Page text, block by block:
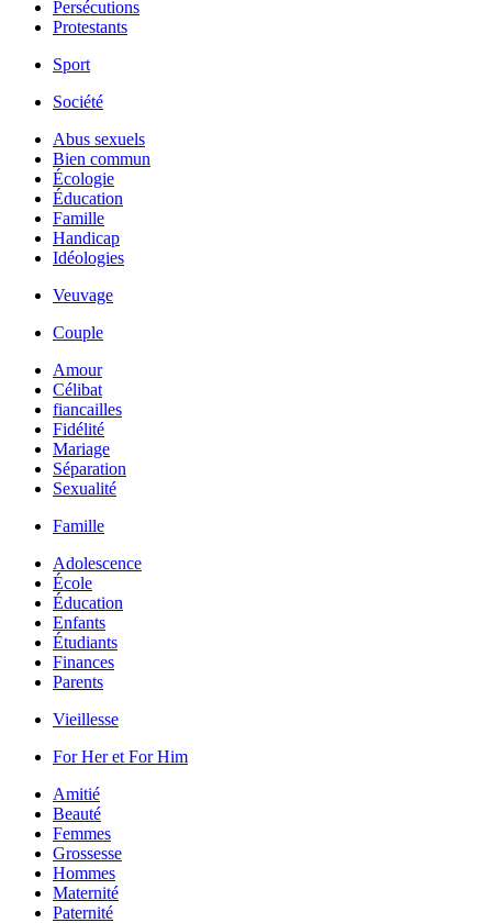
Persécutions
Protestants
Sport
Société
Abus sexuels
Bien commun
Écologie
Éducation
Famille
Handicap
Idéologies
Veuvage
Couple
Amour
Célibat
fiancailles
Fidélité
Mariage
Séparation
Sexualité
Famille
Adolescence
École
Éducation
Enfants
Étudiants
Finances
Parents
Vieillesse
For Her et For Him
Amitié
Beauté
Femmes
Grossesse
Hommes
Maternité
Paternité